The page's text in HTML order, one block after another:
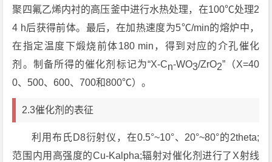
聚四氟乙烯内衬的高压釜中进行水热处理，在100℃处理2
4 h后获得前体。最后，在加热速度为5℃/min的熔炉中，
在指定温度下煅烧前体180 min，得到对应的介孔催化
剂。制备所得的催化剂标记为“X-Cn-WO3/ZrO2”（X=40
0、500、600、700和800℃）。
2.3催化剂的表征
利用布氏D8衍射仪，在0.5°~10°、20°~80°的2theta;
范围内用高强度的Cu-Kalpha;辐射对催化剂进行了X射线